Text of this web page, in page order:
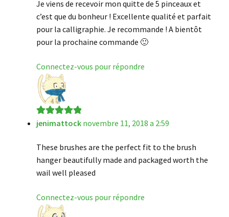
Je viens de recevoir mon quitte de 5 pinceaux et
c’est que du bonheur ! Excellente qualité et parfait
pour la calligraphie. Je recommande ! A bientôt
pour la prochaine commande 🙂
Connectez-vous pour répondre
Note5sur 5
jenimattock novembre 11, 2018 a 2:59
These brushes are the perfect fit to the brush
hanger beautifully made and packaged worth the
wail well pleased
Connectez-vous pour répondre